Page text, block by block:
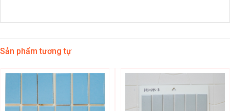
Sản phẩm tương tự